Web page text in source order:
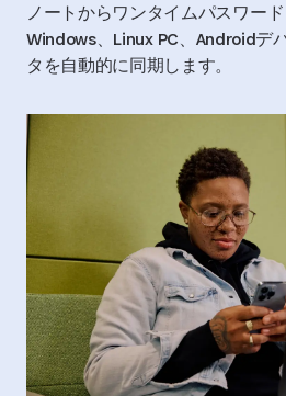
ノートからワンタイムパスワード
Windows、Linux PC、Androidデ
タを自動的に同期します。